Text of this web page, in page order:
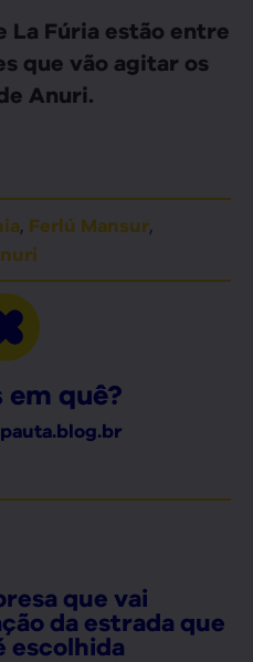
La Fúria estão entre
que vão agitar os
Anuri.
, Ferlú Mansur,
quê?
que vai
da estrada que
escolhida